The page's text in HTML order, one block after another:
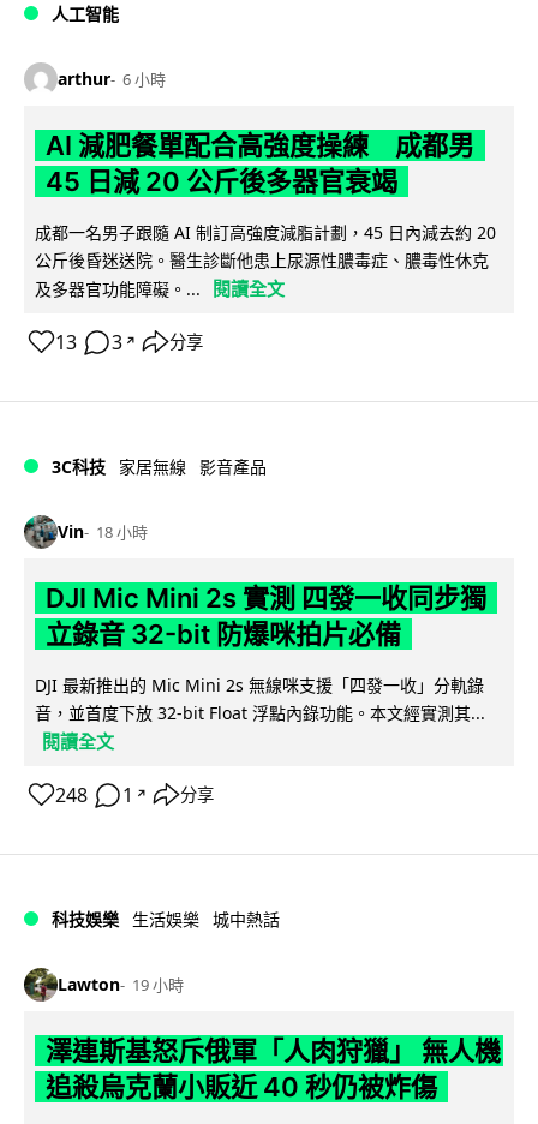
人工智能
arthur 6 小時
AI 減肥餐單配合高強度操練 成都男
45 日減 20 公斤後多器官衰竭
成都一名男子跟隨 AI 制訂高強度減脂計劃，45 日內減去約 20
公斤後昏迷送院。醫生診斷他患上尿源性膿毒症、膿毒性休克
及多器官功能障礙。...
閱讀全文
13 3 ↗ 分享
3C科技 家居無線 影音產品
Vin 18 小時
DJI Mic Mini 2s 實測 四發一收同步獨
立錄音 32-bit 防爆咪拍片必備
DJI 最新推出的 Mic Mini 2s 無線咪支援「四發一收」分軌錄
音，並首度下放 32-bit Float 浮點內錄功能。本文經實測其...
閱讀全文
248 1 ↗ 分享
科技娛樂 生活娛樂 城中熱話
Lawton 19 小時
澤連斯基怒斥俄軍「人肉狩獵」 無人機
追殺烏克蘭小販近 40 秒仍被炸傷